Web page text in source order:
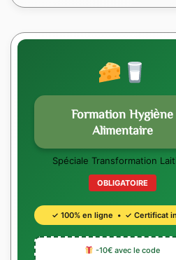
Formation Hygiène
Alimentaire
Spéciale Transformation
OBLIGATOIRE
✓ 100% en ligne • ✓ Certificat
-10€ avec le code